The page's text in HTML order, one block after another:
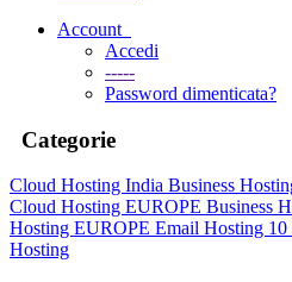
Account
Accedi
-----
Password dimenticata?
Categorie
Cloud Hosting India Business
Cloud Hosting EUROPE Business
Hosting EUROPE Email Hosting
Hosting